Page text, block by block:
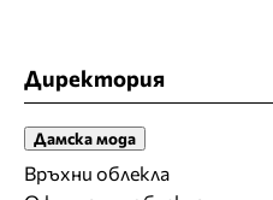
Директория
Дамска мода
Връхни облекла